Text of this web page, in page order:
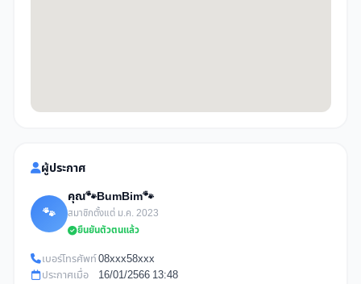
ผู้ประกาศ
🐾
คุณ🐾BumBim🐾
สมาชิกตั้งแต่ ม.ค. 2023
ยืนยันตัวตนแล้ว
เบอร์โทรศัพท์08xxx58xxx
ประกาศเมื่อ
16/01/2566 13:48